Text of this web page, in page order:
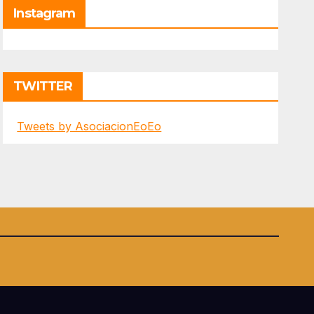
Instagram
TWITTER
Tweets by AsociacionEoEo